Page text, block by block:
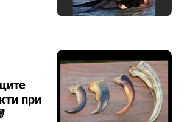
при